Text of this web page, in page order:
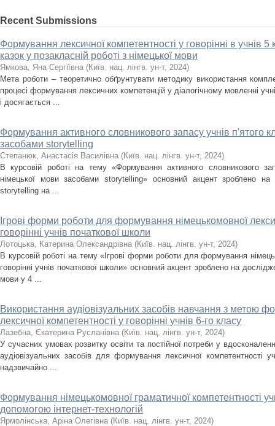
Recent Submissions
Формування лексичної компетентності у говорінні в учнів
казок у позакласній роботі з німецької мови
Ямкова, Яна Сергіївна (Київ. нац. лінгв. ун-т, 2024)
Мета роботи – теоретично обґрунтувати методику використання
процесі формування лексичних компетенцій у діалогічному мовленні
і досягається ...
Формування активного словникового запасу учнів п'ятого
засобами storytelling
Степанюк, Анастасія Василівна (Київ. нац. лінгв. ун-т, 2024)
В курсовій роботі на тему «Формування активного словникового
німецької мови засобами storytelling» основний акцент зроблено на
storytelling на ...
Ігрові форми роботи для формування німецькомовної
говорінні учнів початкової школи
Лотоцька, Катерина Олександрівна (Київ. нац. лінгв. ун-т, 2024)
В курсовій роботі на тему «Ігрові форми роботи для формування
говорінні учнів початкової школи» основний акцент зроблено на
мови у 4 ...
Використання аудіовізуальних засобів навчання з метою
лексичної компетентності у говорінні учнів 6-го класу
Лазебна, Єкатерина Русланівна (Київ. нац. лінгв. ун-т, 2024)
У сучасних умовах розвитку освіти та постійної потреби у
аудіовізуальних засобів для формування лексичної компетентності
надзвичайно ...
Формування німецькомовної граматичної компетентності
допомогою інтернет-технологій
Ярмолінська, Аріна Олегівна (Київ. нац. лінгв. ун-т, 2024)